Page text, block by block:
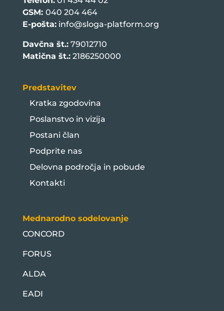
GSM: 040 204 464
E-pošta: info@sloga-platform.org
Davčna št.:79012710
Matična št.:2186250000
Predstavitev
Kratka zgodovina
Poslanstvo in vizija
Postani član
Podprite nas
Delovna področja in pobude
Kontakti
Mednarodno sodelovanje
CONCORD
FORUS
ALDA
EADI